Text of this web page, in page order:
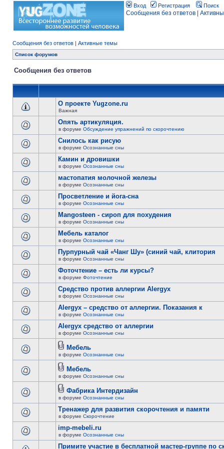
Вход Регистрация Поиск
Сообщения без ответов
Сообщения без ответов | Активные темы
Список форумов
Сообщения без ответов
О проекте Yugzone.ru
Важная
Опять артикуляция.
в форуме Обсуждение упражнений по скорочтению
Снилось как рисую
в форуме Осознанные сны
Камин и дровишки
в форуме Осознанные сны
мастопатия молочной железы
в форуме Осознанные сны
Просветление и йога-сна
в форуме Осознанные сны
Mangosteen - сироп для похудения
в форуме Осознанные сны
Мебель каталог
в форуме Осознанные сны
Пурпурный чай «Чанг Шу» (синий чай, клитория
в форуме Осознанные сны
Фоточтение – есть ли курсы?
в форуме Фоточтение
Cредство против аллергии Alergyx
в форуме Осознанные сны
Alergyx – средство от аллергии. Показания к
в форуме Осознанные сны
Alergyx средство от аллергии
в форуме Осознанные сны
Мебель
в форуме Осознанные сны
Мебель
в форуме Осознанные сны
Фабрика Интердизайн
в форуме Осознанные сны
Тренажер для развития скорочтения и памяти
в форуме Скорочтение
imp-mebeli.ru
в форуме Осознанные сны
Примите участие в бесплатной мастер-группе по